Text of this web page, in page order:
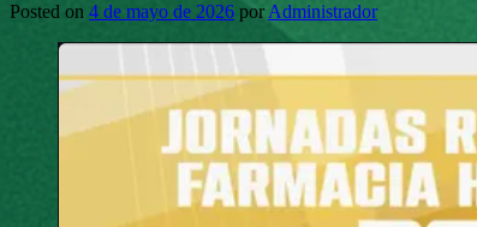
Posted on 4 de mayo de 2026 porAdministrador